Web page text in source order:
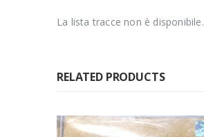
La lista tracce non è disponibile.
RELATED PRODUCTS